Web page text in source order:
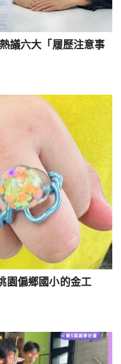
議六大「履歷注意事
園偏鄉國小的金工